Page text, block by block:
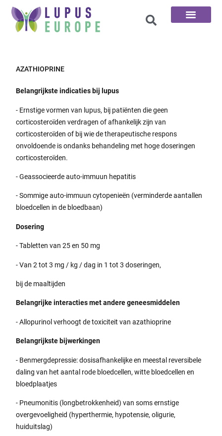
AZATHIOPRINE
Belangrijkste indicaties bij lupus
- Ernstige vormen van lupus, bij patiënten die geen
corticosteroïden verdragen of afhankelijk zijn van
corticosteroïden of bij wie de therapeutische respons
onvoldoende is ondanks behandeling met hoge doseringen
corticosteroïden.
- Geassocieerde auto-immuun hepatitis
- Sommige auto-immuun cytopenieën (verminderde aantallen
bloedcellen in de bloedbaan)
Dosering
- Tabletten van 25 en 50 mg
- Van 2 tot 3 mg / kg / dag in 1 tot 3 doseringen,
bij de maaltijden
Belangrijke interacties met andere geneesmiddelen
- Allopurinol verhoogt de toxiciteit van azathioprine
Belangrijkste bijwerkingen
- Benmergdepressie: dosisafhankelijke en meestal reversibele
daling van het aantal rode bloedcellen, witte bloedcellen en
bloedplaatjes
- Pneumonitis (longbetrokkenheid) van soms ernstige
overgevoeligheid (hyperthermie, hypotensie, oligurie,
huiduitslag)